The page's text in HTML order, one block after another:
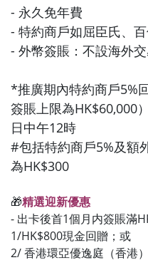
- 永久免年費
- 特約商戶如屈臣氏、
- 外幣簽賬：不設海外
*推廣期內特約商戶5%
簽賬上限為HK$60,000
日中午12時
#包括特約商戶5%及額
為HK$300
🎁精選迎新優惠
- 出卡後首1個月内簽賬滿
1/HK$800現金回贈；或
2/ 香港環亞優逸庭（香港